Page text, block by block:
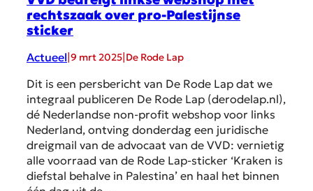
rechtszaak over pro-Palestijnse
sticker
Actueel 9 mrt 2025 De Rode Lap
Dit is een persbericht van De Rode Lap dat we
integraal publiceren De Rode Lap (derodelap.nl),
dé Nederlandse non-profit webshop voor links
Nederland, ontving donderdag een juridische
dreigmail van de advocaat van de VVD: vernietig
alle voorraad van de Rode Lap-sticker ‘Kraken is
diefstal behalve in Palestina’ en haal het binnen